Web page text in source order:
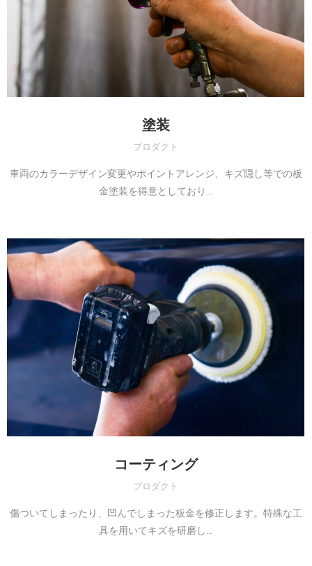
塗装
プロダクト
車両のカラーデザイン変更やポイントアレンジ、キズ隠し等での板
金塗装を得意としており…
コーティング
プロダクト
傷ついてしまったり、凹んでしまった板金を修正します。特殊な工
具を用いてキズを研磨し…